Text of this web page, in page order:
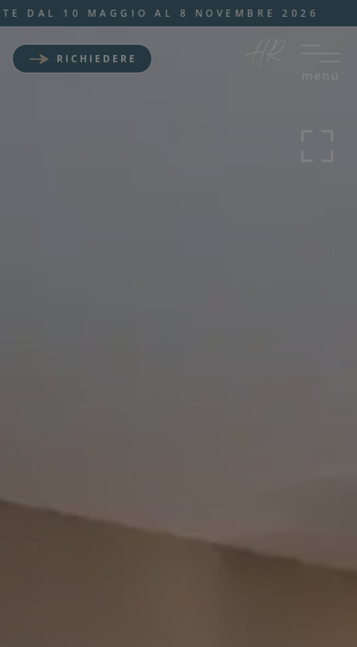
RICHIEDERE
Beauty & massaggi
10 MAGGIO AL 8 NOVEMBRE 2026